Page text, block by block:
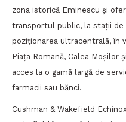
zona istorică Eminescu şi
transportul public, la stații
poziţionarea ultracentrală, în
Piaţa Romană, Calea Moşilor
acces la o gamă largă de
farmacii sau bănci.
Cushman & Wakefield